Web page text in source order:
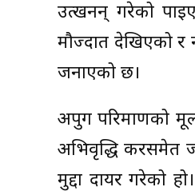
उत्खनन् गरेको
मौज्दात देखिएको र
जनाएको छ।
अपुग परिमाणको
अभिवृद्धि करसमेत
मुद्दा दायर गरेको